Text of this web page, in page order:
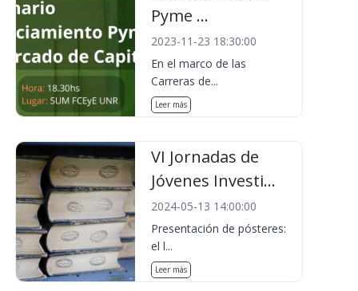
Pyme ...
2023-11-23 18:30:00
En el marco de las
Carreras de...
Leer más
VI Jornadas de
Jóvenes Investi...
2024-05-13 14:00:00
Presentación de pósteres:
el l...
Leer más